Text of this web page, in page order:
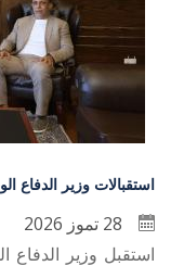
استقبالات وزير الدفاع
استقبل وزير